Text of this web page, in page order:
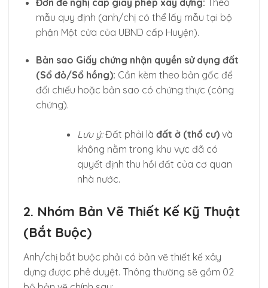
mẫu quy định (anh/chị có thể lấy mẫu tại bộ
phận Một cửa của UBND cấp Huyện).
Bản sao Giấy chứng nhận quyền sử dụng đất
(Sổ đỏ/Sổ hồng): Cần kèm theo bản gốc để
đối chiếu hoặc bản sao có chứng thực (công
chứng).
Lưu ý:Đất phải là đất ở (thổ cư)và
không nằm trong khu vực đã có
quyết định thu hồi đất của cơ quan
nhà nước.
2. Nhóm Bản Vẽ Thiết Kế Kỹ Thuật
(Bắt Buộc)
Anh/chị bắt buộc phải có bản vẽ thiết kế xây
dựng được phê duyệt. Thông thường sẽ gồm 02